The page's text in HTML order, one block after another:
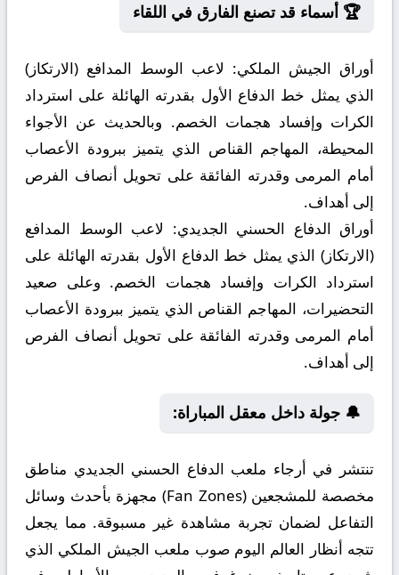
🏆 أسماء قد تصنع الفارق في اللقاء
أوراق الجيش الملكي: لاعب الوسط المدافع (الارتكاز)
الذي يمثل خط الدفاع الأول بقدرته الهائلة على استرداد
الكرات وإفساد هجمات الخصم. وبالحديث عن الأجواء
المحيطة، المهاجم القناص الذي يتميز ببرودة الأعصاب
أمام المرمى وقدرته الفائقة على تحويل أنصاف الفرص
إلى أهداف.
أوراق الدفاع الحسني الجديدي: لاعب الوسط المدافع
(الارتكاز) الذي يمثل خط الدفاع الأول بقدرته الهائلة على
استرداد الكرات وإفساد هجمات الخصم. وعلى صعيد
التحضيرات، المهاجم القناص الذي يتميز ببرودة الأعصاب
أمام المرمى وقدرته الفائقة على تحويل أنصاف الفرص
إلى أهداف.
🔔 جولة داخل معقل المباراة:
تنتشر في أرجاء ملعب الدفاع الحسني الجديدي مناطق
مخصصة للمشجعين (Fan Zones) مجهزة بأحدث وسائل
التفاعل لضمان تجربة مشاهدة غير مسبوقة. مما يجعل
تتجه أنظار العالم اليوم صوب ملعب الجيش الملكي الذي